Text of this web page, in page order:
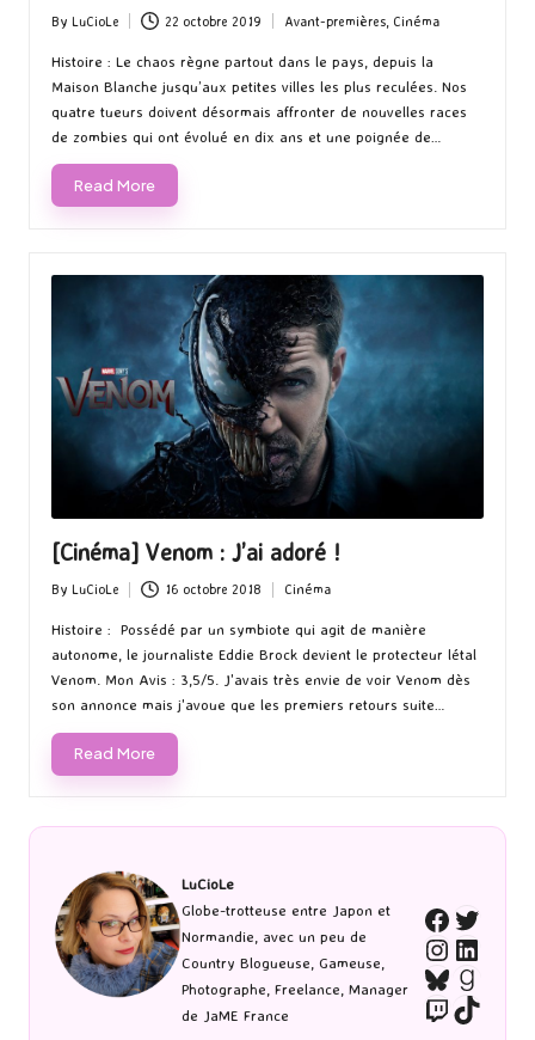
Posted
by
By LuCioLe 22 octobre 2019
Posted
in
Avant-premières, Cinéma
Histoire : Le chaos règne partout dans le pays, depuis la
Maison Blanche jusqu’aux petites villes les plus reculées. Nos
quatre tueurs doivent désormais affronter de nouvelles races
de zombies qui ont évolué en dix ans et une poignée de…
Read More
[Cinéma] Venom : J’ai adoré !
Posted
by
By LuCioLe 16 octobre 2018
in
Cinéma
Histoire : Possédé par un symbiote qui agit de manière
autonome, le journaliste Eddie Brock devient le protecteur létal
Venom. Mon Avis : 3,5/5. J'avais très envie de voir Venom dès
son annonce mais j'avoue que les premiers retours suite…
Read More
LuCioLe
Globe-trotteuse entre Japon et
Normandie, avec un peu de
Country Blogueuse, Gameuse,
Photographe, Freelance, Manager
de JaME France
Bluesky
TwitchTikTok